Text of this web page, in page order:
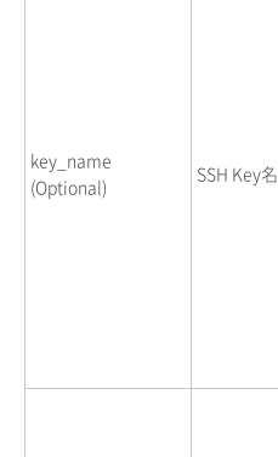
key_name
(Optional)
SSH Key名